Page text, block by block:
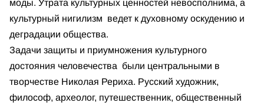
моды. Утрата культурных ценностей невосполнима, а
культурный нигилизм ведет к духовному оскудению и
деградации общества.
Задачи защиты и приумножения культурного
достояния человечества были центральными в
творчестве Николая Рериха. Русский художник,
философ, археолог, путешественник, общественный